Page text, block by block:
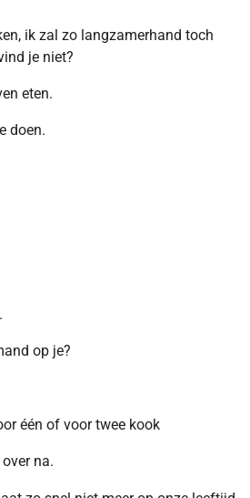
ik zal zo langzamerhand toch
je niet?
eten.
doen.
op je?
één of voor twee kook
na.